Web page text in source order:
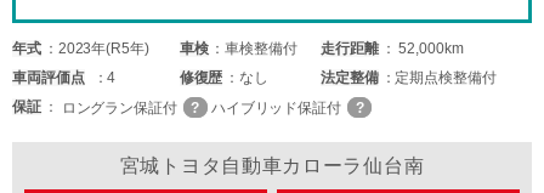
年式 2023年(R5年) 車検 車検整備付 走行距離
52,000km
車両評価点 4 修復歴 なし 法定整備
定期点検整備付
保証
ロングラン保証付 ハイブリッド保証付
宮城トヨタ自動車カローラ仙台南